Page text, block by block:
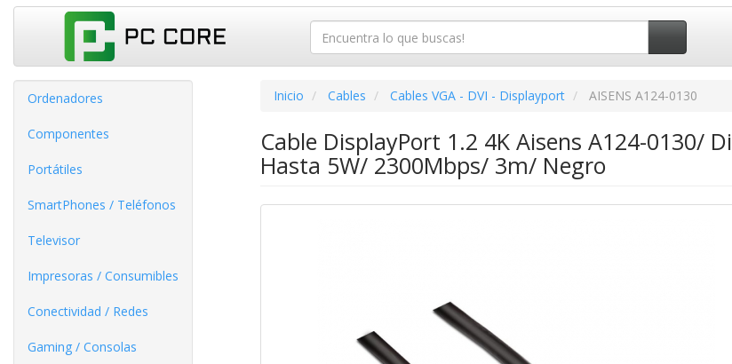
Ordenadores
Componentes
Portátiles
SmartPhones / Teléfonos
Televisor
Impresoras / Consumibles
Conectividad / Redes
Gaming / Consolas
Inicio Cables Cables VGA - DVI - Displayport AISENS A124-0130
Cable DisplayPort 1.2 4K Aisens A124-0130/
Hasta 5W/ 2300Mbps/ 3m/ Negro